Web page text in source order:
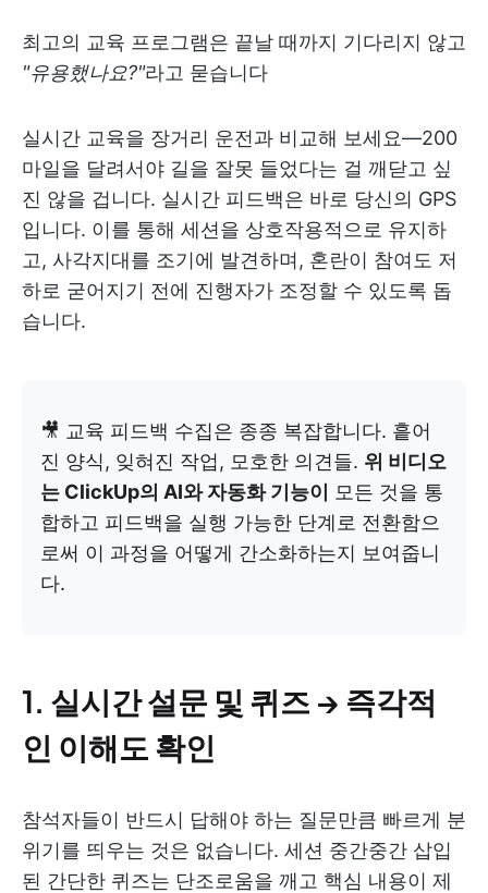
최고의 교육 프로그램은 끝날 때까지 기다리지 않고
"유용했나요?"라고 묻습니다
실시간 교육을 장거리 운전과 비교해 보세요—200
마일을 달려서야 길을 잘못 들었다는 걸 깨닫고 싶
진 않을 겁니다. 실시간 피드백은 바로 당신의 GPS
입니다. 이를 통해 세션을 상호작용적으로 유지하
고, 사각지대를 조기에 발견하며, 혼란이 참여도 저
하로 굳어지기 전에 진행자가 조정할 수 있도록 돕
습니다.
🎥 교육 피드백 수집은 종종 복잡합니다. 흩어
진 양식, 잊혀진 작업, 모호한 의견들. 위 비디오
는 ClickUp의 AI와 자동화 기능이
모든 것을 통
합하고 피드백을 실행 가능한 단계로 전환함으
로써 이 과정을 어떻게 간소화하는지 보여줍니
다.
1. 실시간 설문 및 퀴즈 → 즉각적
인 이해도 확인
참석자들이 반드시 답해야 하는 질문만큼 빠르게 분
위기를 띄우는 것은 없습니다. 세션 중간중간 삽입
된 간단한 퀴즈는 단조로움을 깨고 핵심 내용이 제